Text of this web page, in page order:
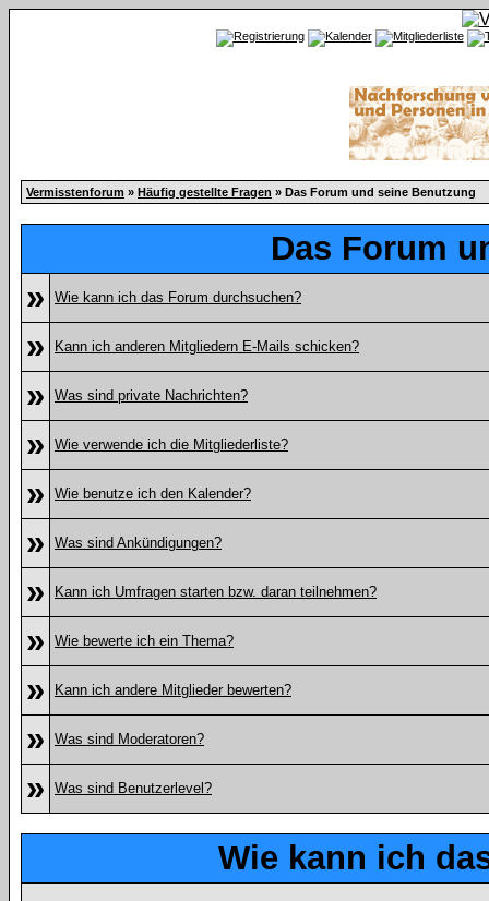
Vermisstenforum » Häufig gestellte Fragen » Das Forum und seine Benutzung
Das Forum
»
Wie kann ich das Forum durchsuchen?
» Kann ich anderen Mitgliedern E-Mails schicken?
» Was sind private Nachrichten?
» Wie verwende ich die Mitgliederliste?
» Wie benutze ich den Kalender?
» Was sind Ankündigungen?
» Kann ich Umfragen starten bzw. daran teilnehmen?
» Wie bewerte ich ein Thema?
» Kann ich andere Mitglieder bewerten?
» Was sind Moderatoren?
» Was sind Benutzerlevel?
Wie kann ich